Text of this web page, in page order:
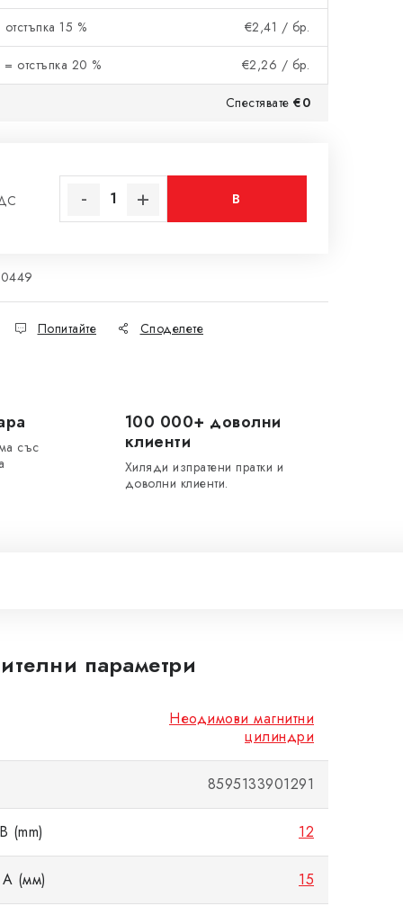
15 % €2,41 / бр.
отстъпка 20 % €2,26 / бр.
Спестявате €0
цената:
В
Попитайте Споделете
със
100 000+ доволни
клиенти
Хиляди изпратени пратки и
доволни клиенти.
параметри
Неодимови магнитни
цилиндри
8595133901291
(mm) 12
(мм) 15